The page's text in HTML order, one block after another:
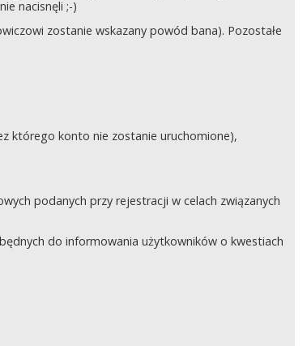
nacisnęli ;-)
zostanie wskazany powód bana). Pozostałe
którego konto nie zostanie uruchomione),
podanych przy rejestracji w celach związanych
do informowania użytkowników o kwestiach